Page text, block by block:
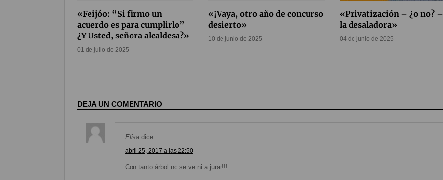
«Feijóo: “Si firmo un
acuerdo es para cumplirlo”
¿Y Usted, señora alcaldesa?»
01 de julio de 2025
«¡Vaya, otro año de concurso
desierto»
10 de junio de 2025
«Privatización – ¿o no?
la desaladora»
04 de junio de 2025
DEJA UN COMENTARIO
Elisa dice:
abril 25, 2017 a las 22:50
Con tanto árbol no se ve ni a jurar!!!